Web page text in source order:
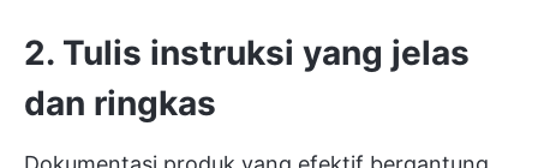
2. Tulis instruksi yang jelas
dan ringkas